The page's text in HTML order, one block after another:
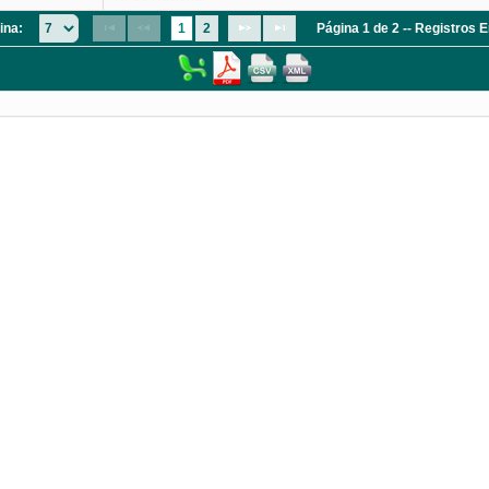
1 2 Página 1 de 2 -- Registros